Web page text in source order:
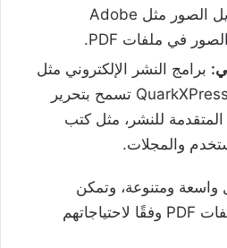
استخدام برامج التعديل الصور مثل Adobe
برامج النشر الإلكتروني مثل
Adobe InDesign وQuarkXPress تسمح بتحرير
وتصميم ملفات PDF المتقدمة للنشر، مثل كتب
والمجلات.
واسعة ومتنوعة، وتمكن
المستخدمين من تحرير ملفات PDF وفقًا لاحتياجاتهم